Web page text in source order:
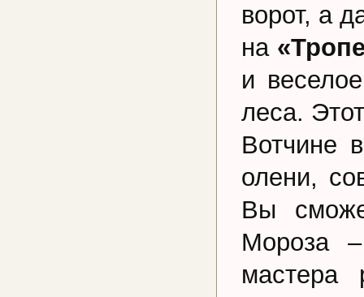
ворот, а
на
и
леса.
Вотчине
олени,
Вы
Мороза
мастера